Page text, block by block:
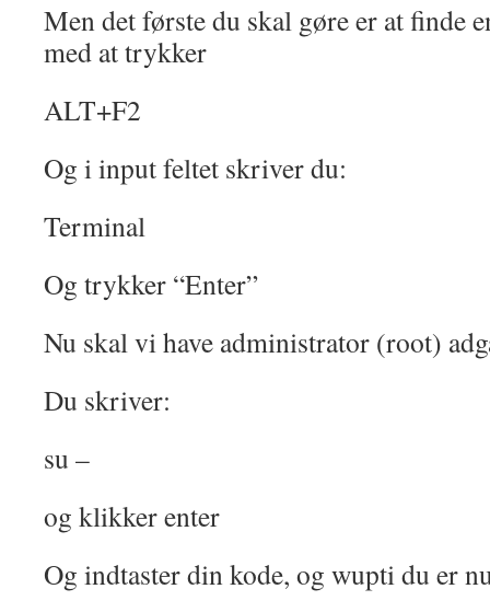
Men det første du skal gøre er at finde
med at trykker
ALT+F2
Og i input feltet skriver du:
Terminal
Og trykker “Enter”
Nu skal vi have administrator (root)
Du skriver:
su –
og klikker enter
Og indtaster din kode, og wupti du er